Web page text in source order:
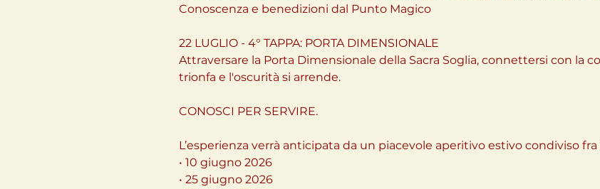
Conoscenza e benedizioni dal Punto Magico
22 LUGLIO - 4° TAPPA: PORTA DIMENSIONALE
Attraversare la Porta Dimensionale della Sacra Soglia, connettersi con la
trionfa e l'oscurità si arrende.
CONOSCI PER SERVIRE.
L’esperienza verrà anticipata da un piacevole aperitivo estivo condiviso
• 10 giugno 2026
• 25 giugno 2026